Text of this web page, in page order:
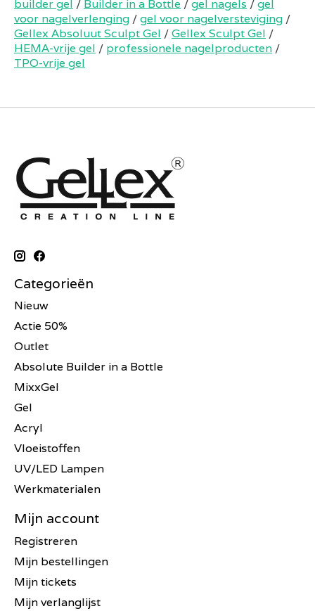
builder gel / Builder in a Bottle /gel nagels /gel
voor nagelverlenging /gel voor nagelversteviging /
Gellex Absoluut Sculpt Gel /Gellex Sculpt Gel /
HEMA-vrije gel / professionele nagelproducten /
TPO-vrije gel
Categorieën
Nieuw
Actie 50%
Outlet
Absolute Builder in a Bottle
MixxGel
Gel
Acryl
Vloeistoffen
UV/LED Lampen
Werkmaterialen
Mijn account
Registreren
Mijn bestellingen
Mijn tickets
Mijn verlanglijst